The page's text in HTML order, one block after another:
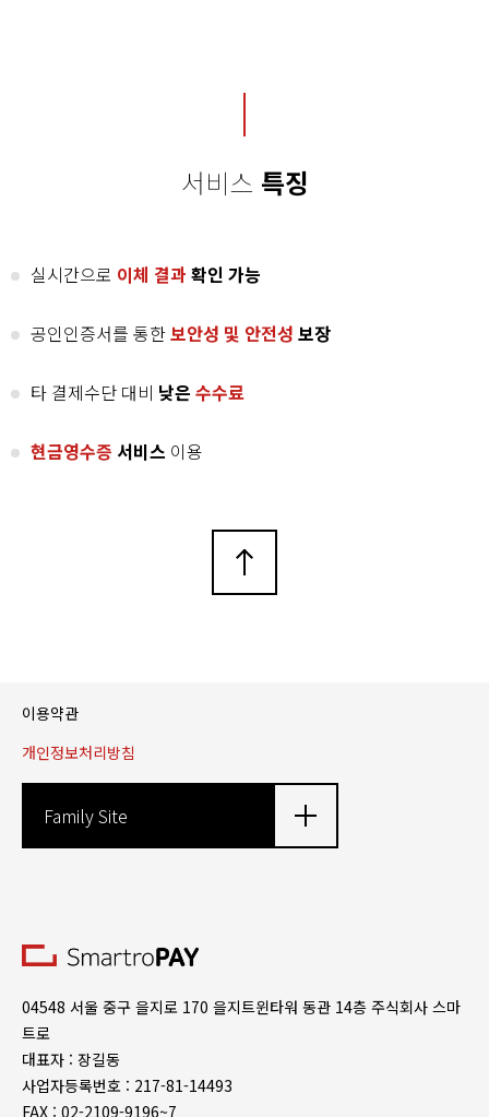
서비스 특징
실시간으로 이체 결과 확인 가능
공인인증서를 통한보안성 및 안전성 보장
타 결제수단 대비 낮은 수수료
현금영수증 서비스 이용
이용약관
개인정보처리방침
Family Site
04548 서울 중구 을지로 170 을지트윈타워 동관 14층 주식회사 스마
트로
대표자 : 장길동
사업자등록번호 : 217-81-14493
FAX : 02-2109-9196~7